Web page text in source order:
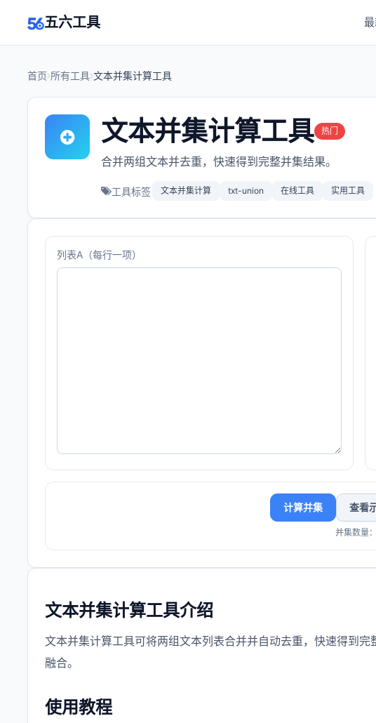
五六工具
首页 所有工具 文本并集计算工具
文本并集计算工具 热门
合并两组文本并去重，快速得到完整并集结果。
工具标签 文本并集计算 txt-union 在线工具 实用工具
列表A（每行一项）
计算并集 查看
并集数量
文本并集计算工具介绍
文本并集计算工具可将两组文本列表合并并自动去重，快速得到
融合。
使用教程